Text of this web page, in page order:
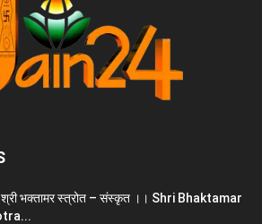
श्री भक्तामर स्त्रोत – संस्कृत ।। Shri Bhaktamar